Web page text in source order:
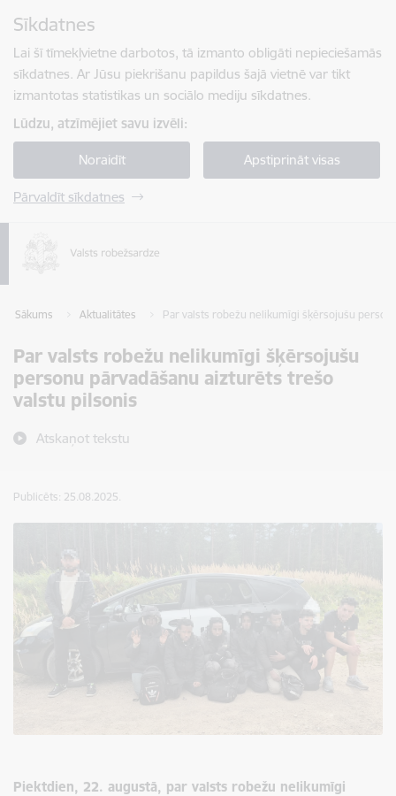
Sīkdatnes
Lai šī tīmekļvietne darbotos, tā izmanto obligāti nepieciešamās
sīkdatnes. Ar Jūsu piekrišanu papildus šajā vietnē var tikt
izmantotas statistikas un sociālo mediju sīkdatnes.
Lūdzu, atzīmējiet savu izvēli:
Noraidīt Apstiprināt visas
Pārvaldīt sīkdatnes
Sākums Aktualitātes Par valsts robežu nelikumīgi šķērsojušu
Par valsts robežu nelikumīgi šķērsojušu
personu pārvadāšanu aizturēts trešo
valstu pilsonis
Atskaņot tekstu
Publicēts: 25.08.2025.
Piektdien, 22. augustā, par valsts robežu nelikumīgi